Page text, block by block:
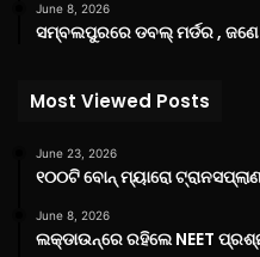
June 8, 2026
ସମ୍ବଲପୁରରେ ଡବଲ୍ ମର୍ଡର ,
Most Viewed Posts
June 23, 2026
୧୦୦ଟି ବୋନ୍ ମ୍ୟାରୋ
June 8, 2026
ଲକ୍‌ଡାଉନ୍‌ରେ ରହିଲେ NEET